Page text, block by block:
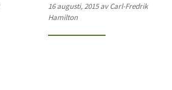
16 augusti, 2015 av Carl-Fredrik
Hamilton